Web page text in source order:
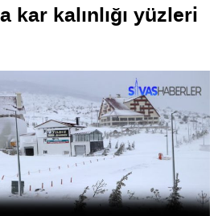
kar kalınlığı yüzleri